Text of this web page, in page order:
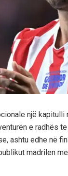
një
e radhës
ashtu edhe në
madrilen